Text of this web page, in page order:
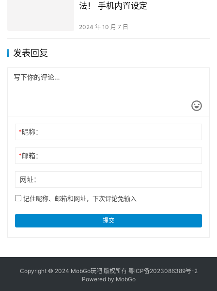
法！ 手机内置设定
2024 年 10 月 7 日
发表回复
*昵称：
*邮箱：
网址：
记住昵称、邮箱和网址，下次评论免输入
提交
Copyright © 2024 MobGo玩吧 版权所有 粤ICP备2023086389号-2
Powered by MobGo